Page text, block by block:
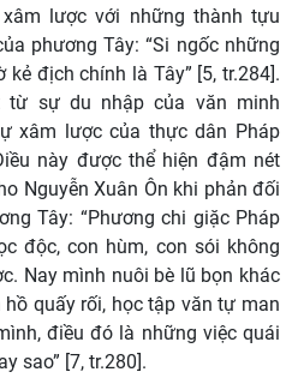
lược với những thành tựu
phương Tây: “Si ngốc những
địch chính là Tây” [5, tr.284].
từ sự du nhập của văn minh
xâm lược của thực dân Pháp
này được thể hiện đậm nét
Nguyễn Xuân Ôn khi phản đối
Tây: “Phương chi giặc Pháp
độc, con hùm, con sói không
Nay mình nuôi bè lũ bọn khác
quấy rối, học tập văn tự man
điều đó là những việc quái
sao” [7, tr.280].